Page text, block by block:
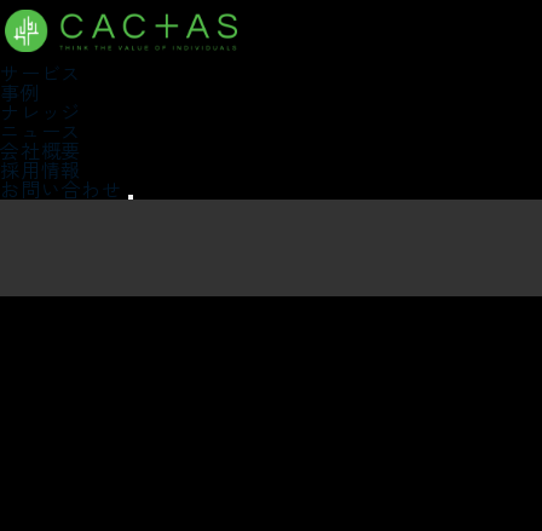
サービス
事例
ナレッジ
ニュース
会社概要
採用情報
お問い合わせ